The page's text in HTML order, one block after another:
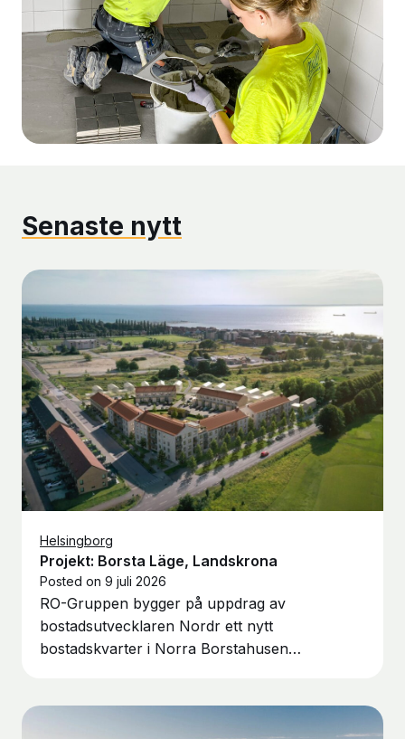
Senaste nytt
Helsingborg
Projekt: Borsta Läge, Landskrona
Posted on 9 juli 2026
RO-Gruppen bygger på uppdrag av
bostadsutvecklaren Nordr ett nytt
bostadskvarter i Norra Borstahusen…